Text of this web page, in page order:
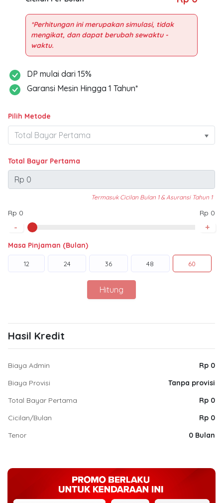
*Perhitungan ini merupakan simulasi, tidak
mengikat, dan dapat berubah sewaktu -
DP mulai dari 15%
Garansi Mesin Hingga 1 Tahun*
Pilih Metode
Total Bayar Pertama
Termasuk Cicilan Bulan 1 & Asuransi Tahun 1
Rp 0 Rp 0
- +
Masa Pinjaman (Bulan)
12 24 36 48 60
Hitung
Hasil Kredit
Biaya Admin
Rp 0
Biaya Provisi
Tanpa provisi
Total Bayar Pertama
Rp 0
Cicilan/Bulan
Rp 0
Tenor
0 Bulan